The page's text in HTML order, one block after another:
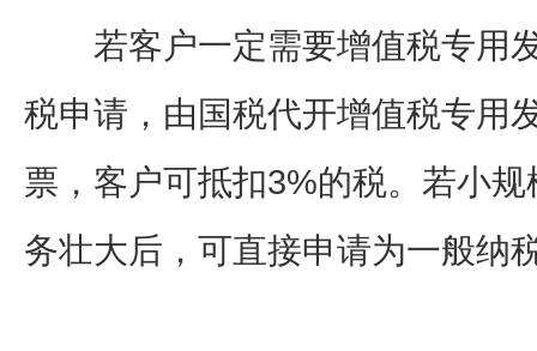
若客户一定需要增值税专用
税申请，由国税代开增值税专用
票，客户可抵扣3%的税。若小
务壮大后，可直接申请为一般纳